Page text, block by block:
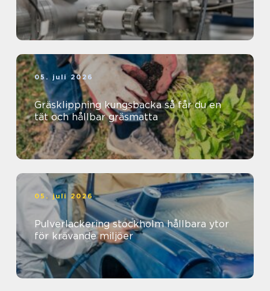
05. juli 2026
Gräsklippning kungsbacka så får du en
tät och hållbar gräsmatta
05. juli 2026
Pulverlackering stockholm hållbara ytor
för krävande miljöer